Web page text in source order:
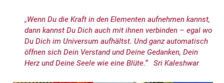
„Wenn Du die Kraft in den Elementen aufnehmen kannst,
dann kannst Du Dich auch mit ihnen verbinden – egal wo
Du Dich im Universum aufhältst. Und ganz automatisch
öffnen sich Dein Verstand und Deine Gedanken, Dein
Herz und Deine Seele wie eine Blüte.“ Sri Kaleshwar